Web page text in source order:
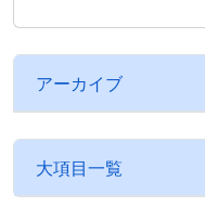
アーカイブ
大項目一覧